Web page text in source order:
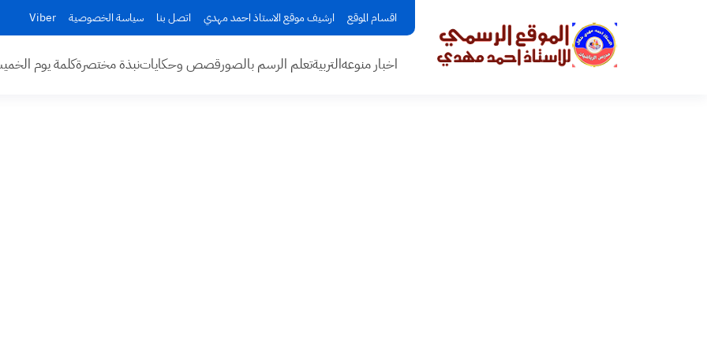
اقسام الموقع ارشيف موقع الاستاذ احمد مهدي اتصل بنا سياسة الخصوصية Viber
اخبار منوعهالتربيةتعلم الرسم بالصورقصص وحكاياتنبذة مختصرةكلمة يوم